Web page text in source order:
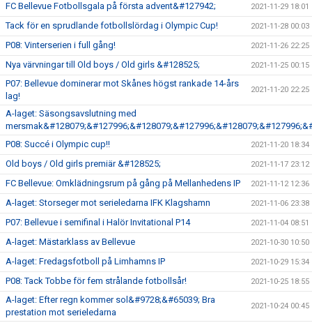
FC Bellevue Fotbollsgala på första advent&#127942; 2021-11-29 18:01
Tack för en sprudlande fotbollslördag i Olympic Cup! 2021-11-28 00:03
P08: Vinterserien i full gång! 2021-11-26 22:25
Nya värvningar till Old boys / Old girls &#128525; 2021-11-25 00:15
P07: Bellevue dominerar mot Skånes högst rankade 14-års
lag!
2021-11-20 22:25
A-laget: Säsongsavslutning med
P08: Succé i Olympic cup!!
2021-11-20 18:34
Old boys / Old girls premiär &#128525; 2021-11-17 23:12
FC Bellevue: Omklädningsrum på gång på Mellanhedens IP 2021-11-12 12:36
A-laget: Storseger mot serieledarna IFK Klagshamn 2021-11-06 23:38
P07: Bellevue i semifinal i Halör Invitational P14 2021-11-04 08:51
A-laget: Mästarklass av Bellevue 2021-10-30 10:50
A-laget: Fredagsfotboll på Limhamns IP 2021-10-29 15:34
P08: Tack Tobbe för fem strålande fotbollsår! 2021-10-25 18:55
A-laget: Efter regn kommer sol&#9728;&#65039; Bra
prestation mot serieledarna
2021-10-24 00:45